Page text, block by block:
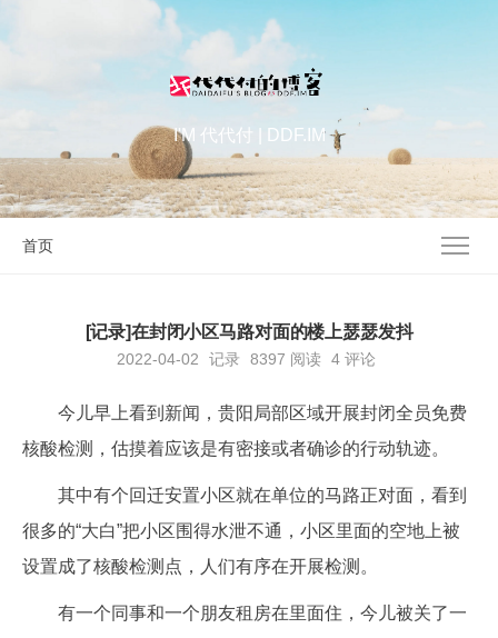
I'M 代代付 | DDF.IM
首页
[记录]在封闭小区马路对面的楼上瑟瑟发抖
2022-04-02 记录 8397 阅读 4 评论
今儿早上看到新闻，贵阳局部区域开展封闭全员免费
核酸检测，估摸着应该是有密接或者确诊的行动轨迹。
其中有个回迁安置小区就在单位的马路正对面，看到
很多的“大白”把小区围得水泄不通，小区里面的空地上被
设置成了核酸检测点，人们有序在开展检测。
有一个同事和一个朋友租房在里面住，今儿被关了一